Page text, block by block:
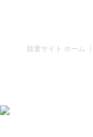
鼓童サイト ホーム